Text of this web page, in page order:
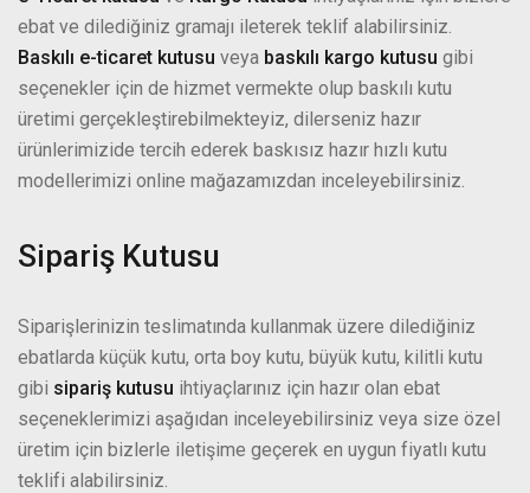
ebat ve dilediğiniz gramajı ileterek teklif alabilirsiniz.
Baskılı e-ticaret kutusu veya baskılı kargo kutusu gibi
seçenekler için de hizmet vermekte olup baskılı kutu
üretimi gerçekleştirebilmekteyiz, dilerseniz hazır
ürünlerimizide tercih ederek baskısız hazır hızlı kutu
modellerimizi online mağazamızdan inceleyebilirsiniz.
Sipariş Kutusu
Siparişlerinizin teslimatında kullanmak üzere dilediğiniz
ebatlarda küçük kutu, orta boy kutu, büyük kutu, kilitli kutu
gibi sipariş kutusu ihtiyaçlarınız için hazır olan ebat
seçeneklerimizi aşağıdan inceleyebilirsiniz veya size özel
üretim için bizlerle iletişime geçerek en uygun fiyatlı kutu
teklifi alabilirsiniz.